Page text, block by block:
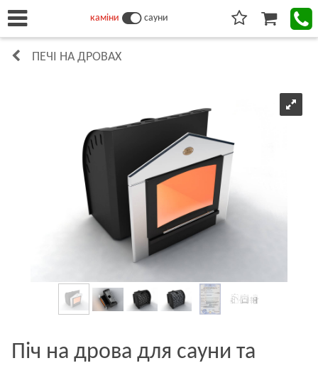
каміни сауни
ПЕЧІ НА ДРОВАХ
Піч на дрова для сауни та